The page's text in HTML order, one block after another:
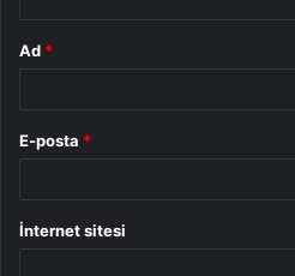
Ad *
E-posta *
İnternet sitesi